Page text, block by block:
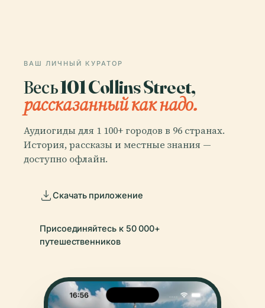
ВАШ ЛИЧНЫЙ КУРАТОР
Весь 101 Collins Street,
рассказанный как надо.
Аудиогиды для 1 100+ городов в 96 странах.
История, рассказы и местные знания —
доступно офлайн.
Скачать приложение
Присоединяйтесь к 50 000+
путешественников